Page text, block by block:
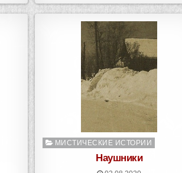
Опубликовано
МИСТИЧЕСКИЕ ИСТОРИИ
Наушники